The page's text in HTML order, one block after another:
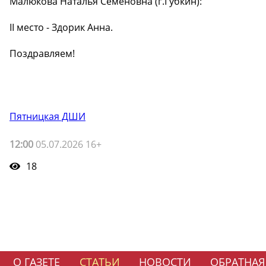
II место - Здорик Анна.
Поздравляем!
Пятницкая ДШИ
12:00 05.07.2026 16+
18
О ГАЗЕТЕ СТАТЬИ НОВОСТИ